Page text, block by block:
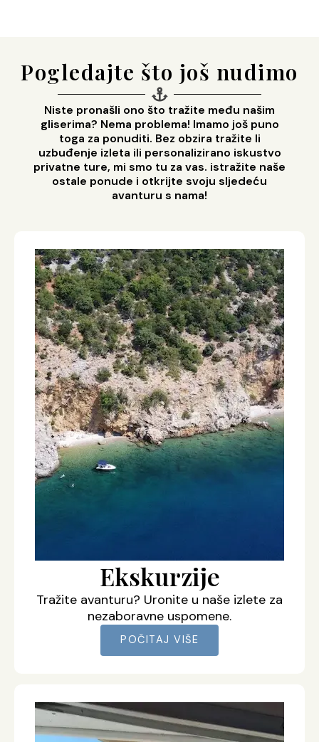
Pogledajte što još nudimo
Niste pronašli ono što tražite među našim
gliserima? Nema problema! Imamo još puno
toga za ponuditi. Bez obzira tražite li
uzbuđenje izleta ili personalizirano iskustvo
privatne ture, mi smo tu za vas. istražite naše
ostale ponude i otkrijte svoju sljedeću
avanturu s nama!
Ekskurzije
Tražite avanturu? Uronite u naše izlete za
nezaboravne uspomene.
POČITAJ VIŠE